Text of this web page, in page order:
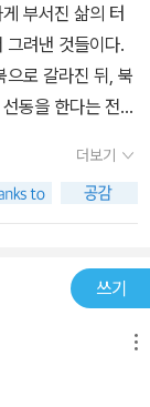
있다. 기억의 주
가의 ‘현대식 교
에서 비롯되는 것
수 있을까. 옛 벗
이 목소리의 생생
소설가 남편”으로
을 차마 숨길 수
리가 없다. “그
1976년 서른두 살
광주에서 그이
부서진 삶의 터
그려낸 것들이다.
으로 갈라진 뒤, 북
동을 한다는 전제
작을 할 수 밖에
되어오던 계급
배태된 이대올로
다시 한 번 생각해
더보기
쓰기